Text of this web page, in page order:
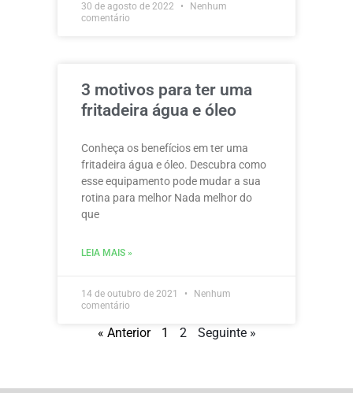
30 de agosto de 2022
Nenhum
comentário
3 motivos para ter uma
fritadeira água e óleo
Conheça os benefícios em ter uma
fritadeira água e óleo. Descubra como
esse equipamento pode mudar a sua
rotina para melhor Nada melhor do
que
LEIA MAIS »
14 de outubro de 2021
Nenhum
comentário
« Anterior 1 2 Seguinte »